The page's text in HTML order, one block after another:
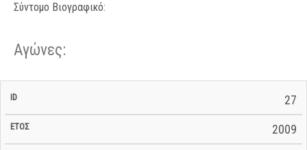
Σύντομο Βιογραφικό:
Αγώνες:
Αγώνα
Ημερομηνία
27
2009